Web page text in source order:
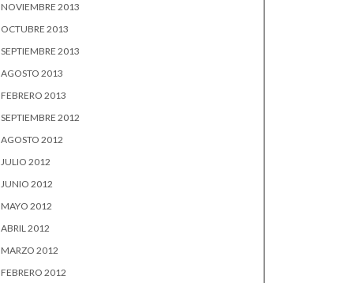
NOVIEMBRE 2013
OCTUBRE 2013
SEPTIEMBRE 2013
AGOSTO 2013
FEBRERO 2013
SEPTIEMBRE 2012
AGOSTO 2012
JULIO 2012
JUNIO 2012
MAYO 2012
ABRIL 2012
MARZO 2012
FEBRERO 2012